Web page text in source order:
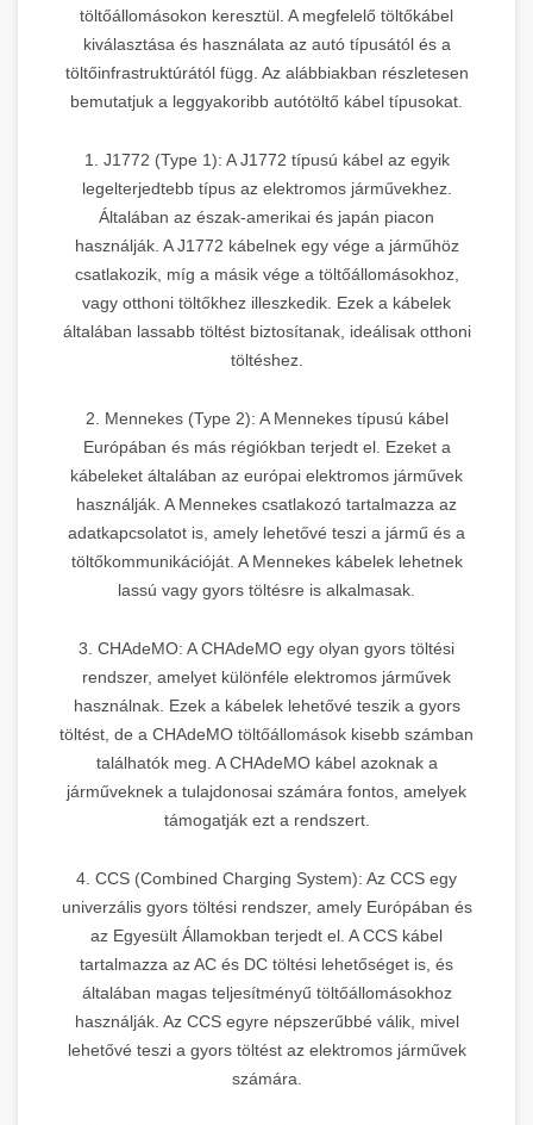
töltőállomásokon keresztül. A megfelelő töltőkábel
kiválasztása és használata az autó típusától és a
töltőinfrastruktúrától függ. Az alábbiakban részletesen
bemutatjuk a leggyakoribb autótöltő kábel típusokat.
1. J1772 (Type 1): A J1772 típusú kábel az egyik
legelterjedtebb típus az elektromos járművekhez.
Általában az észak-amerikai és japán piacon
használják. A J1772 kábelnek egy vége a járműhöz
csatlakozik, míg a másik vége a töltőállomásokhoz,
vagy otthoni töltőkhez illeszkedik. Ezek a kábelek
általában lassabb töltést biztosítanak, ideálisak otthoni
töltéshez.
2. Mennekes (Type 2): A Mennekes típusú kábel
Európában és más régiókban terjedt el. Ezeket a
kábeleket általában az európai elektromos járművek
használják. A Mennekes csatlakozó tartalmazza az
adatkapcsolatot is, amely lehetővé teszi a jármű és a
töltőkommunikációját. A Mennekes kábelek lehetnek
lassú vagy gyors töltésre is alkalmasak.
3. CHAdeMO: A CHAdeMO egy olyan gyors töltési
rendszer, amelyet különféle elektromos járművek
használnak. Ezek a kábelek lehetővé teszik a gyors
töltést, de a CHAdeMO töltőállomások kisebb számban
találhatók meg. A CHAdeMO kábel azoknak a
járműveknek a tulajdonosai számára fontos, amelyek
támogatják ezt a rendszert.
4. CCS (Combined Charging System): Az CCS egy
univerzális gyors töltési rendszer, amely Európában és
az Egyesült Államokban terjedt el. A CCS kábel
tartalmazza az AC és DC töltési lehetőséget is, és
általában magas teljesítményű töltőállomásokhoz
használják. Az CCS egyre népszerűbbé válik, mivel
lehetővé teszi a gyors töltést az elektromos járművek
számára.